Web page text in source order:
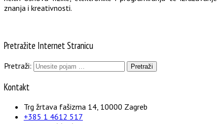
znanja i kreativnosti.
Pretražite Internet Stranicu
Pretraži:
Kontakt
Trg žrtava fašizma 14, 10000 Zagreb
+385 1 4612 517